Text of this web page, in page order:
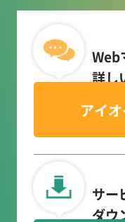
Web
詳し
アイ
サー
ダウ